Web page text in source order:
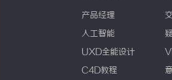
产品经理
人工智能
UXD全能设计
C4D教程